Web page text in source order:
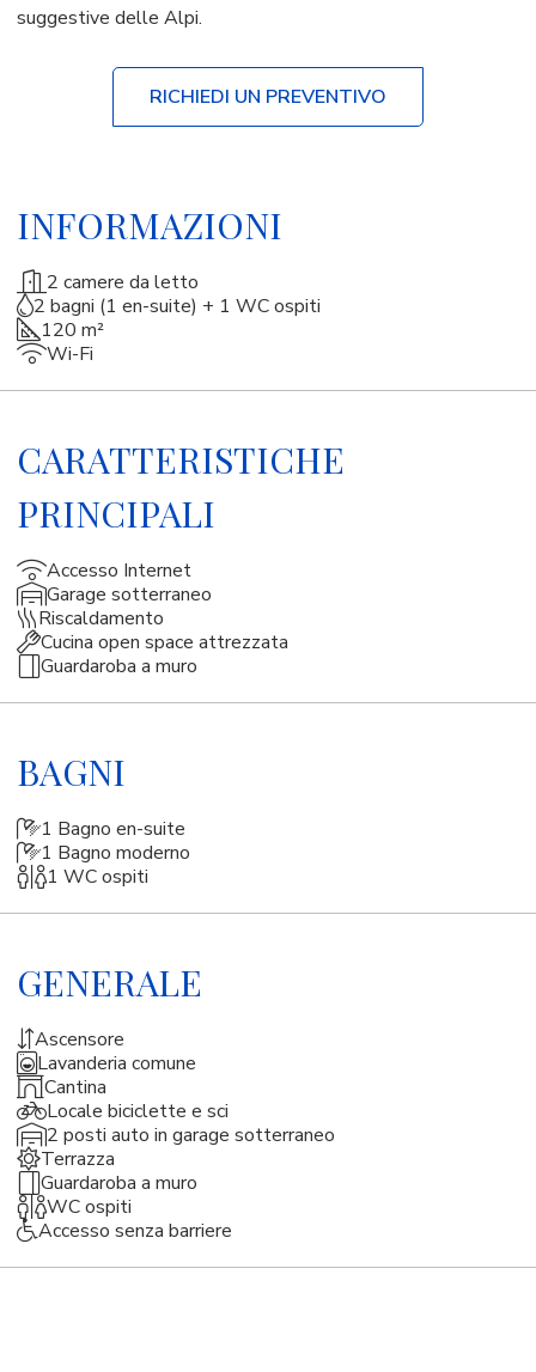
suggestive delle Alpi.
RICHIEDI UN PREVENTIVO
INFORMAZIONI
2 camere da letto
2 bagni (1 en-suite) + 1 WC ospiti
120 m²
Wi-Fi
CARATTERISTICHE
PRINCIPALI
Accesso Internet
Garage sotterraneo
Riscaldamento
Cucina open space attrezzata
Guardaroba a muro
BAGNI
1 Bagno en-suite
1 Bagno moderno
1 WC ospiti
GENERALE
Ascensore
Lavanderia comune
Cantina
Locale biciclette e sci
2 posti auto in garage sotterraneo
Terrazza
Guardaroba a muro
WC ospiti
Accesso senza barriere